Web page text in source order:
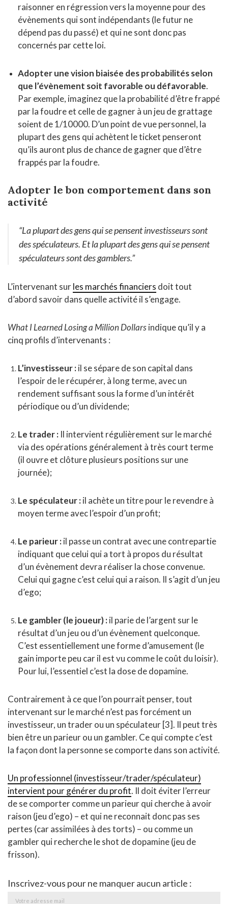
raisonner en régression vers la moyenne pour des
évènements qui sont indépendants (le futur ne
dépend pas du passé) et qui ne sont donc pas
concernés par cette loi.
Adopter une vision biaisée des probabilités selon
que l’évènement soit favorable ou défavorable.
Par exemple, imaginez que la probabilité d’être frappé
par la foudre et celle de gagner à un jeu de grattage
soient de 1/10000. D’un point de vue personnel, la
plupart des gens qui achètent le ticket penseront
qu’ils auront plus de chance de gagner que d’être
frappés par la foudre.
Adopter le bon comportement dans son
activité
“La plupart des gens qui se pensent investisseurs sont
des spéculateurs. Et la plupart des gens qui se pensent
spéculateurs sont des gamblers.”
L’intervenant surles marchés financiers doit tout
d’abord savoir dans quelle activité il s’engage.
What I Learned Losing a Million Dollarsindique qu’il y a
cinq profils d’intervenants :
L’investisseur :il se sépare de son capital dans
l’espoir de le récupérer, à long terme, avec un
rendement suffisant sous la forme d’un intérêt
périodique ou d’un dividende;
Le trader : Il intervient régulièrement sur le marché
via des opérations généralement à très court terme
(il ouvre et clôture plusieurs positions sur une
journée);
Le spéculateur :il achète un titre pour le revendre à
moyen terme avec l’espoir d’un profit;
Le parieur :il passe un contrat avec une contrepartie
indiquant que celui qui a tort à propos du résultat
d’un évènement devra réaliser la chose convenue.
Celui qui gagne c’est celui qui a raison. Il s’agit d’un jeu
d’ego;
Le gambler (le joueur) :il parie de l’argent sur le
résultat d’un jeu ou d’un évènement quelconque.
C’est essentiellement une forme d’amusement (le
gain importe peu car il est vu comme le coût du loisir).
Pour lui, l’essentiel c’est la dose de dopamine.
Contrairement à ce que l’on pourrait penser, tout
intervenant sur le marché n’est pas forcément un
investisseur, un trader ou un spéculateur [3]. Il peut très
bien être un parieur ou un gambler. Ce qui compte c’est
la façon dont la personne se comporte dans son activité.
Un professionnel (investisseur/trader/spéculateur)
intervient pour générer du profit. Il doit éviter l’erreur
de se comporter comme un parieur qui cherche à avoir
raison (jeu d’ego) – et qui ne reconnait donc pas ses
pertes (car assimilées à des torts) – ou comme un
gambler qui recherche le shot de dopamine (jeu de
frisson).
Inscrivez-vous pour ne manquer aucun article :